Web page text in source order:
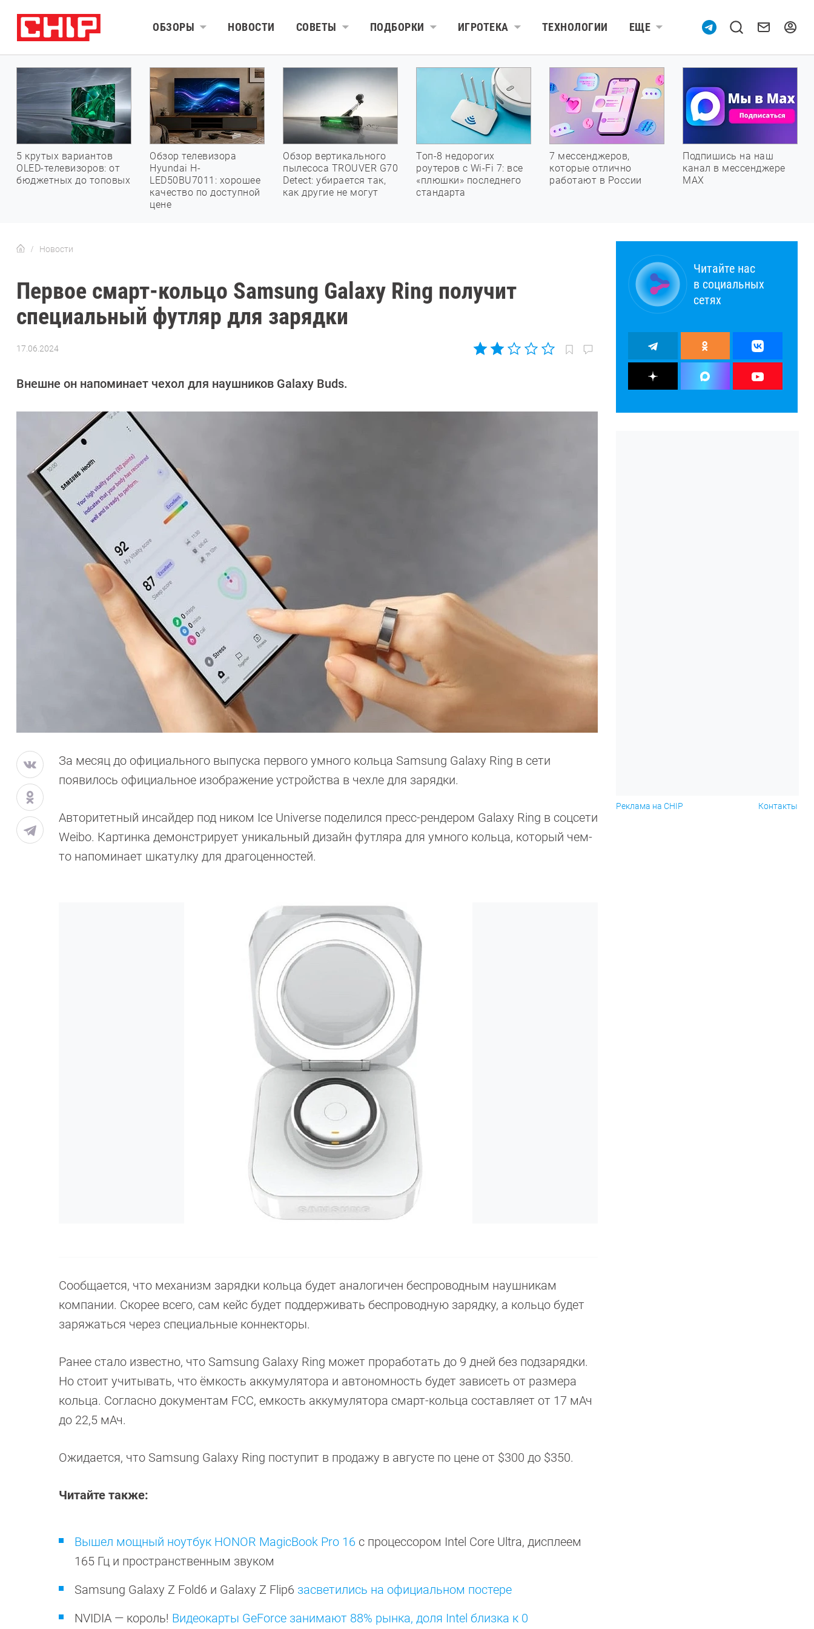
ОБЗОРЫ НОВОСТИ СОВЕТЫ ПОДБОРКИ ИГРОТЕКА ТЕХНОЛОГИИ ЕЩЕ
5 крутых вариантов
OLED-телевизоров: от
бюджетных до топовых
Обзор телевизора
Hyundai H-
LED50BU7011: хорошее
качество по доступной
цене
Обзор вертикального
пылесоса TROUVER G70
Detect: убирается так,
как другие не могут
Топ-8 недорогих
роутеров с Wi-Fi 7: все
«плюшки» последнего
стандарта
7 мессенджеров,
которые отлично
работают в России
Подпишись на наш
канал в мессенджере
МАХ
Новости
Первое смарт-кольцо Samsung Galaxy Ring получит
специальный футляр для зарядки
17.06.2024
Довлатова
Внешне он напоминает чехол для наушников Galaxy Buds.
За месяц до официального выпуска первого умного кольца Samsung Galaxy Ring в сети
появилось официальное изображение устройства в чехле для зарядки.
Авторитетный инсайдер под ником Ice Universe поделился пресс-рендером Galaxy Ring в соцсети
Weibo. Картинка демонстрирует уникальный дизайн футляра для умного кольца, который чем-
то напоминает шкатулку для драгоценностей.
Сообщается, что механизм зарядки кольца будет аналогичен беспроводным наушникам
компании. Скорее всего, сам кейс будет поддерживать беспроводную зарядку, а кольцо будет
заряжаться через специальные коннекторы.
Ранее стало известно, что Samsung Galaxy Ring может проработать до 9 дней без подзарядки.
Но стоит учитывать, что ёмкость аккумулятора и автономность будет зависеть от размера
кольца. Согласно документам FCC, емкость аккумулятора смарт-кольца составляет от 17 мАч
до 22,5 мАч.
Ожидается, что Samsung Galaxy Ring поступит в продажу в августе по цене от $300 до $350.
Читайте также:
Вышел мощный ноутбук HONOR MagicBook Pro 16 с процессором Intel Core Ultra, дисплеем
165 Гц и пространственным звуком
Samsung Galaxy Z Fold6 и Galaxy Z Flip6 засветились на официальном постере
NVIDIA — король! Видеокарты GeForce занимают 88% рынка, доля Intel близка к 0
Читайте нас
в социальных
сетях
Реклама на CHIP Контакты